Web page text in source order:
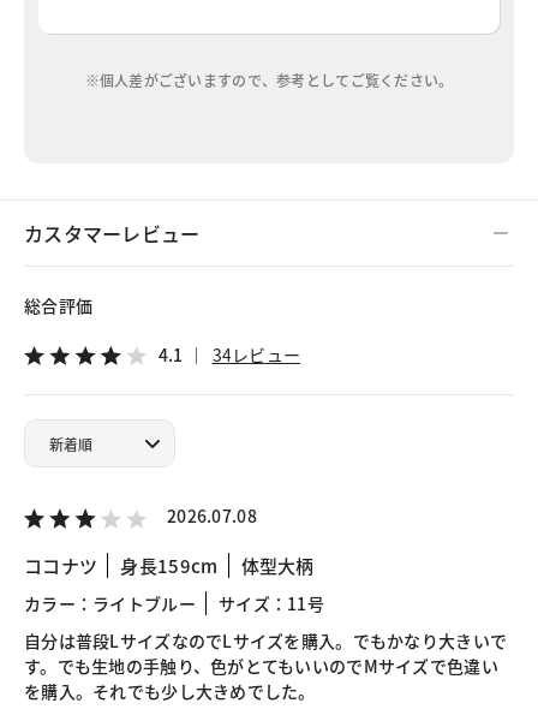
※個人差がございますので、参考としてご覧ください。
カスタマーレビュー
総合評価
4.1 34レビュー
2026.07.08
ココナツ 身長159cm 体型大柄
カラー：ライトブルー
サイズ：11号
自分は普段LサイズなのでLサイズを購入。でもかなり大きいで
す。でも生地の手触り、色がとてもいいのでMサイズで色違い
を購入。それでも少し大きめでした。